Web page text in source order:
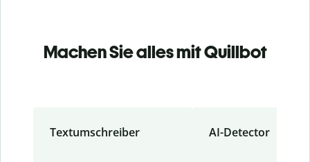
Machen Sie alles mit Quillbot
Textumschreiber AI-Detector